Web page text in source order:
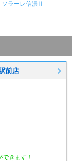
ソラーレ信濃Ⅱ
前店
きます！